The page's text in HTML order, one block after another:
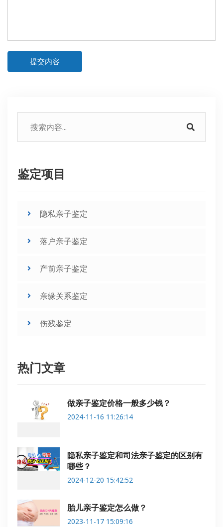
提交内容
鉴定项目
隐私亲子鉴定
落户亲子鉴定
产前亲子鉴定
亲缘关系鉴定
伤残鉴定
热门文章
做亲子鉴定价格一般多少钱？
2024-11-16 11:26:14
隐私亲子鉴定和司法亲子鉴定的区别有
哪些？
2024-12-20 15:42:52
胎儿亲子鉴定怎么做？
2023-11-17 15:09:16